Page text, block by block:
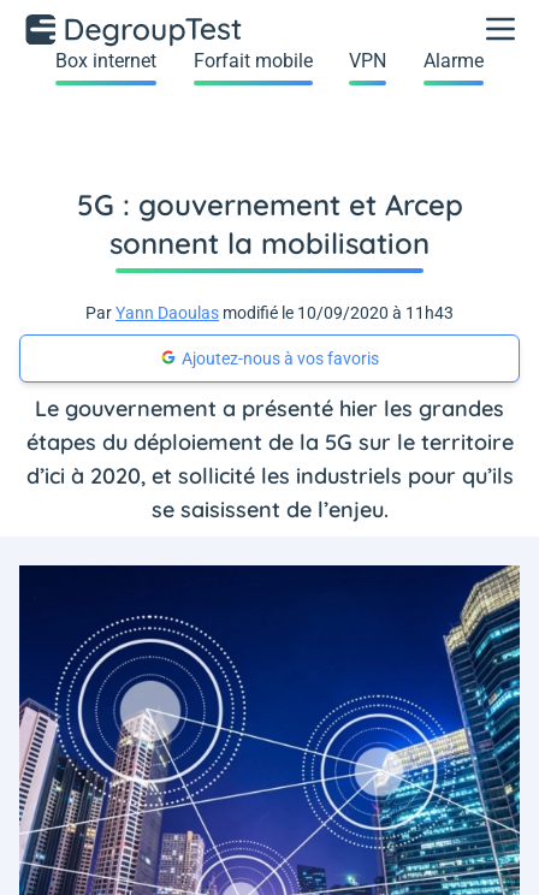
Box internet Forfait mobile VPN Alarme
5G : gouvernement et Arcep
sonnent la mobilisation
ParYann Daoulas modifié le 10/09/2020 à 11h43
Ajoutez-nous à vos favoris
Le gouvernement a présenté hier les grandes
étapes du déploiement de la 5G sur le territoire
d’ici à 2020, et sollicité les industriels pour qu’ils
se saisissent de l’enjeu.